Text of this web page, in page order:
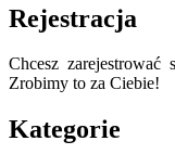
Rejestracja
Chcesz
Zrobimy to za Ciebie!
Kategorie